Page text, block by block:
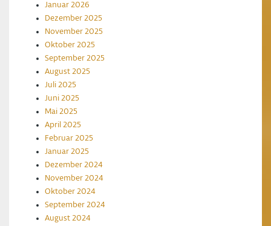
Januar 2026
Dezember 2025
November 2025
Oktober 2025
September 2025
August 2025
Juli 2025
Juni 2025
Mai 2025
April 2025
Februar 2025
Januar 2025
Dezember 2024
November 2024
Oktober 2024
September 2024
August 2024